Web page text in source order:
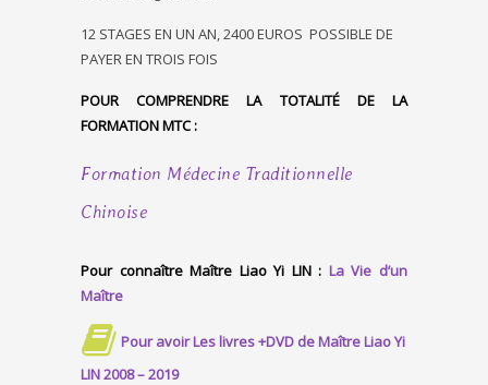
12 STAGES EN UN AN, 2400 EUROS POSSIBLE DE
PAYER EN TROIS FOIS
POUR COMPRENDRE LA TOTALITÉ DE LA
FORMATION MTC :
Formation Médecine Traditionnelle
Chinoise
Pour connaître Maître Liao Yi LIN : La Vie d’un
Maître
Pour avoir Les livres +DVD de Maître Liao Yi
LIN 2008 – 2019